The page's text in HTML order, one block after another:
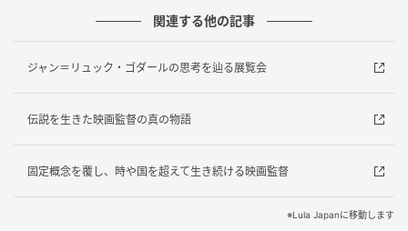
し、ロケーション撮影と即興演出を実践していった。
「Bleathless（邦題：勝手にしやがれ）」は、ヌーヴ
ェルバーグと呼ばれるこの映画運動の金字塔として語
り継がれている。
新たにRichard Linklaterが手がけた本作「Nouvelle
Vague」は、運動に関わった人々への「ラブレター」
であり、Godardと仲間たちが伝説的名作を制作してい
関連する他の記事
ジャン＝リュック・ゴダールの思考を辿る展覧会
伝説を生きた映画監督の真の物語
固定概念を覆し、時や国を超えて生き続ける映画監督
※Lula Japanに移動します